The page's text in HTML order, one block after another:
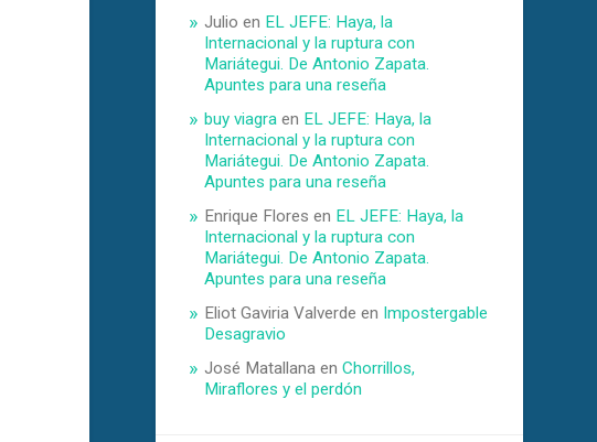
Julio en EL JEFE: Haya, la
Internacional y la ruptura con
Mariátegui. De Antonio Zapata.
Apuntes para una reseña
buy viagra en EL JEFE: Haya, la
Internacional y la ruptura con
Mariátegui. De Antonio Zapata.
Apuntes para una reseña
Enrique Flores en EL JEFE: Haya, la
Internacional y la ruptura con
Mariátegui. De Antonio Zapata.
Apuntes para una reseña
Eliot Gaviria Valverde en Impostergable
Desagravio
José Matallana enChorrillos,
Miraflores y el perdón